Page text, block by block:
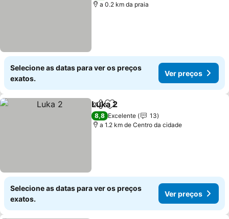
a 0.2 km da praia
Selecione as datas para ver os preços
exatos.
Ver preços
PartilharAdicionar aos favoritos
Luka 2
8,8 Excelente
13
a 1.2 km de Centro da cidade
Selecione as datas para ver os preços
exatos.
Ver preços